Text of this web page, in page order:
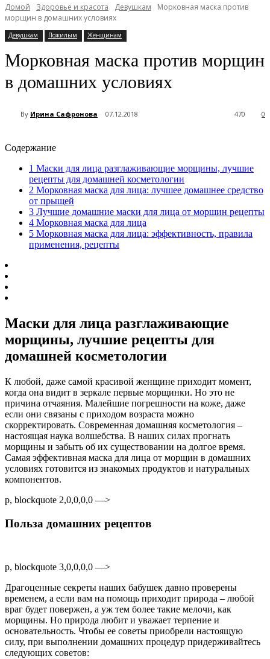
Домой Здоровье и красота Девушкам
Морковная маска против
морщин в домашних условиях
Девушкам Пожилым Женщинам
Морковная маска против морщин
в домашних условиях
By Ирина Сафронова 07.12.2018 0
470
Содержание
1 Маски для лица разглаживающие морщины, лучшие
рецепты для домашней косметологии
2 Морковная маска для лица: лучшее домашнее средство
от прыщей
3 Лучшие домашние маски для лица от морщин рецепты
4 Морковная маска для лица
5 Морковная маска для лица: эффективность, правила
применения, рецепты
Маски для лица разглаживающие
морщины, лучшие рецепты для
домашней косметологии
К любой, даже самой красивой женщине приходит момент,
когда она видит в зеркале первые морщинки. Но это не
причина отчаяния. Малейшие погрешности на коже, даже
если они связаны с приходом возраста можно
скорректировать. Современная домашняя косметология –
настоящая наука волшебства. В наших силах прогнать
морщины и забыть об их существовании на долгое время.
Самая эффективная маска для лица от морщин в домашних
условиях готовится из знакомых продуктов и натуральных
компонентов.
p, blockquote 2,0,0,0,0 —>
Польза домашних рецептов
p, blockquote 3,0,0,0,0 —>
Драгоценные секреты наших бабушек давно проверены
временем, а если вам на помощь приходит природа – любой
враг будет повержен, а уж тем более такие мелочи, как
морщины. Но природа любит и уважает терпение и
основательность. Чтобы ее советы приобрели настоящую
силу, при выполнении домашних процедур придерживайтесь
следующих советов: